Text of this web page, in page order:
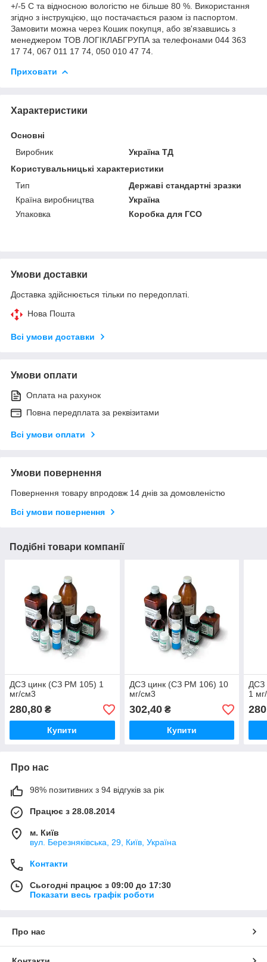
+/-5 С та відносною вологістю не більше 80 %. Використання
згідно з інструкцією, що постачається разом із паспортом.
Замовити можна через Кошик покупця, або зв'язавшись з
менеджером ТОВ ЛОГІКЛАБГРУПА за телефонами 044 363
17 74, 067 011 17 74, 050 010 47 74.
Приховати
Характеристики
Основні
Виробник
Україна ТД
Користувальницькі характеристики
Тип
Державі стандартні зразки
Країна виробництва
Україна
Упаковка
Коробка для ГСО
Умови доставки
Доставка здійснюється тільки по передоплаті.
Нова Пошта
Всі умови доставки
Умови оплати
Оплата на рахунок
Повна передплата за реквізитами
Всі умови оплати
Умови повернення
Повернення товару впродовж 14 днів за домовленістю
Всі умови повернення
Подібні товари компанії
ДСЗ цинк (СЗ РМ 105) 1
мг/см3
280,80 ₴
Купити
ДСЗ цинк (СЗ РМ 106) 10
мг/см3
302,40₴
Купити
ДСЗ
1
Про нас
98% позитивних з 94 відгуків за рік
Працює з 28.08.2014
м. Київ
вул. Березняківська, 29, Київ, Україна
Контакти
Сьогодні працює з 09:00 до 17:30
Показати весь графік роботи
Про нас